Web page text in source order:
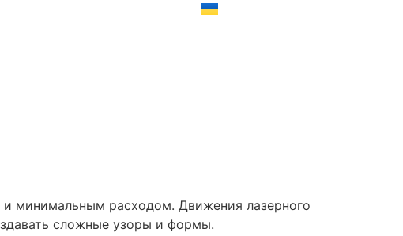
минимальным расходом. Движения лазерного
сложные узоры и формы.